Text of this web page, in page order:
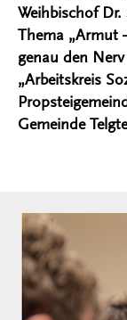
Weihbischof
Thema „Armut
genau den
„Arbeitskreis
Gemeinde